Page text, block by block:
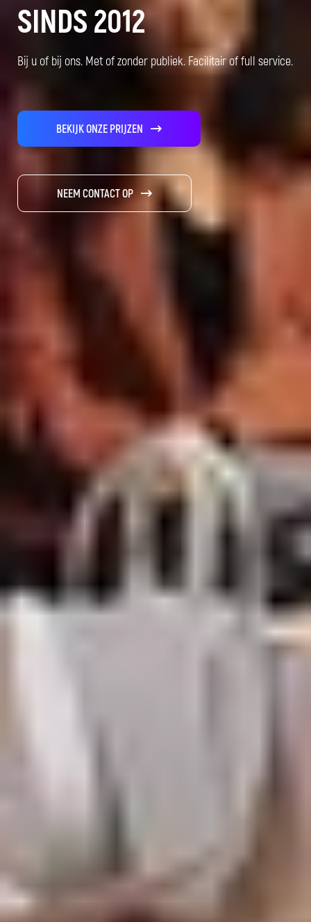
SINDS 2012
Bij u of bij ons. Met of zonder publiek. Facilitair of full service.
BEKIJK ONZE PRIJZEN
NEEM CONTACT OP